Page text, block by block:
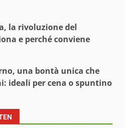
la rivoluzione del
e perché conviene
una bontà unica che
ideali per cena o spuntino